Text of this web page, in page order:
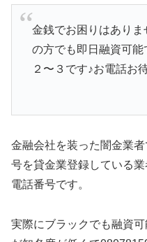
金銭でお困りはあり
の方でも即日融資可
２〜３です♪お電話お
金融会社を装った闇金業
号を貸金業登録している
電話番号です。
実際にブラックでも融資